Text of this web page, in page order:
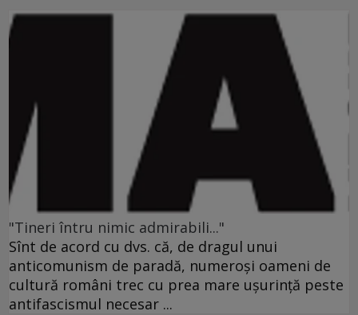
"Tineri întru nimic admirabili..."
Sînt de acord cu dvs. că, de dragul unui
anticomunism de paradă, numeroşi oameni de
cultură români trec cu prea mare uşurinţă peste
antifascismul necesar ...